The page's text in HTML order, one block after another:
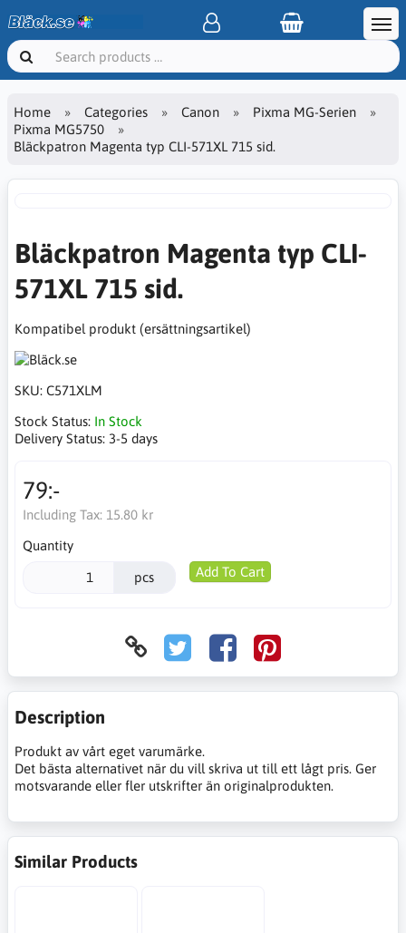
Home Categories Canon
Pixma MG-Serien
Pixma MG5750
Bläckpatron Magenta typ CLI-571XL 715 sid.
Bläckpatron Magenta typ CLI-
571XL 715 sid.
Kompatibel produkt (ersättningsartikel)
SKU: C571XLM
Stock Status: In Stock
Delivery Status: 3-5 days
79:-
Including Tax: 15.80 kr
Quantity
pcs Add To Cart
Description
Produkt av vårt eget varumärke.
Det bästa alternativet när du vill skriva ut till ett lågt pris. Ger
motsvarande eller fler utskrifter än originalprodukten.
Similar Products